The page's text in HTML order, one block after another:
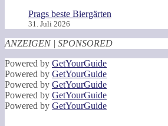
Prags beste Biergärten
31. Juli 2026
ANZEIGEN | SPONSORED
Powered by GetYourGuide
Powered by GetYourGuide
Powered by GetYourGuide
Powered by GetYourGuide
Powered by GetYourGuide